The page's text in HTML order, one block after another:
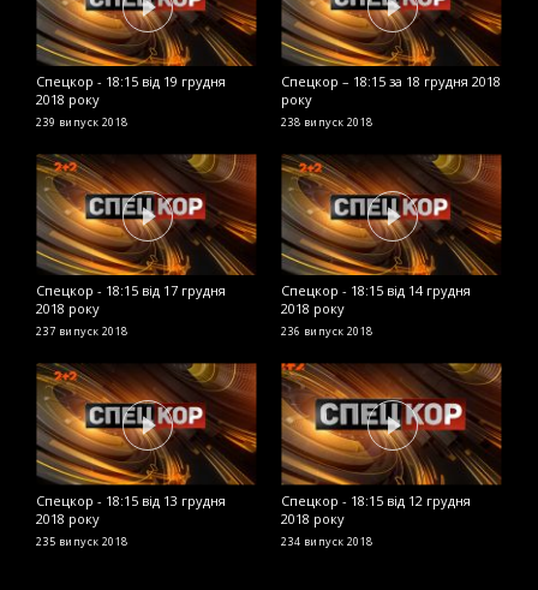
Спецкор - 18:15 від 19 грудня
2018 року
239 випуск 2018
Спецкор – 18:15 за 18 грудня 2018
року
238 випуск 2018
Спецкор - 18:15 від 17 грудня
2018 року
237 випуск 2018
Спецкор - 18:15 від 14 грудня
2018 року
236 випуск 2018
Спецкор - 18:15 від 13 грудня
2018 року
235 випуск 2018
Спецкор - 18:15 від 12 грудня
2018 року
234 випуск 2018